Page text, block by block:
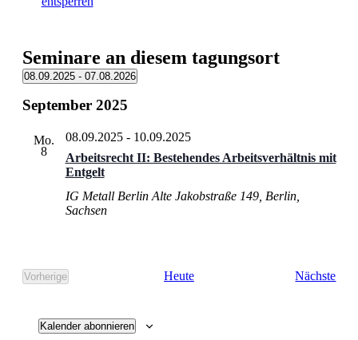
Seminare an diesem tagungsort
08.09.2025 - 07.08.2026
wählen.
September 2025
Mo.
8
Arbeitsrecht II: Bestehendes Arbeitsverhältnis mit
Entgelt
08.09.2025- 10.09.2025
IG Metall Berlin Alte Jakobstraße 149, Berlin,
Sachsen
Vorherige
Seminare
Heute Nächste
Kalender abonnieren